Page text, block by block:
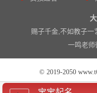
赐子千金,不如教子一
一鸣老师
© 2019-2050
宝宝起